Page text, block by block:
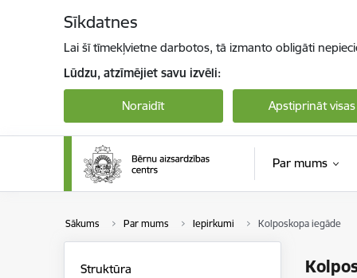
Sīkdatnes
Lai šī tīmekļvietne darbotos, tā izmanto obligāti
Lūdzu, atzīmējiet savu izvēli:
Noraidīt Apstiprināt visas
Par mums
Sākums Par mums Iepirkumi Kolposkopa iegāde
Struktūra